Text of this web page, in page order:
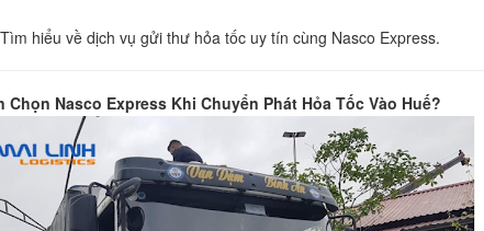
Tìm hiểu về dịch vụ gửi thư hỏa tốc uy tín cùng Nasco Express.
Chọn Nasco Express Khi Chuyển Phát Hỏa Tốc Vào Huế?